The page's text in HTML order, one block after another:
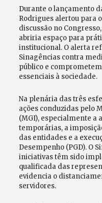
Durante o lançamento
Rodrigues alertou para
discussão no
abriria espaço para
institucional. O alerta
Sinagências contra
público e
essenciais à sociedade.
Na plenária das três
ações conduzidas pelo
(MGI), especialmente a
temporárias, a
das entidades e a
Desempenho (PGD). O
iniciativas têm sido
qualificada das
evidencia o
servidores.